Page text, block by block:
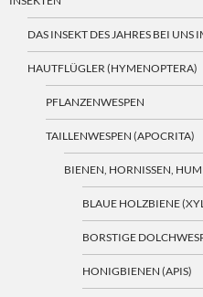
DAS INSEKT DES JAHRES BEI UNS
HAUTFLÜGLER (HYMENOPTERA)
PFLANZENWESPEN
TAILLENWESPEN (APOCRITA)
BIENEN, HORNISSEN,
BLAUE HOLZBIENE
BORSTIGE
HONIGBIENEN (APIS)